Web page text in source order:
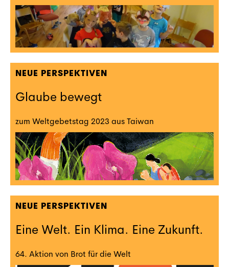
NEUE PERSPEKTIVEN
Glaube bewegt
zum Weltgebetstag 2023 aus Taiwan
NEUE PERSPEKTIVEN
Eine Welt. Ein Klima. Eine Zukunft.
64. Aktion von Brot für die Welt